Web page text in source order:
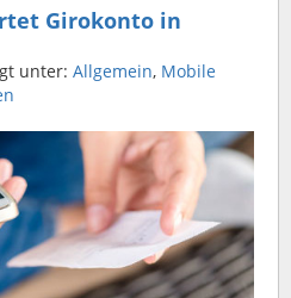
Girokonto in
unter: Allgemein, Mobile